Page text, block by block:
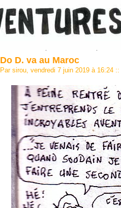
Do D. va au Maroc
Par sirou, vendredi 7 juin 2019 à 16:24 ::